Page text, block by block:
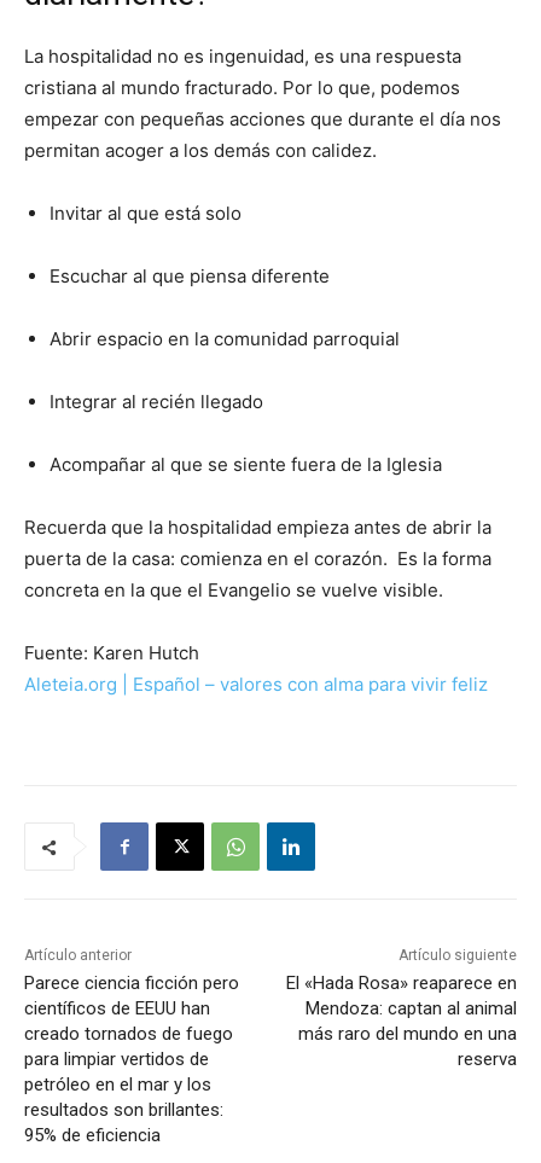
La hospitalidad no es ingenuidad, es una respuesta
cristiana al mundo fracturado. Por lo que, podemos
empezar con pequeñas acciones que durante el día nos
permitan acoger a los demás con calidez.
Invitar al que está solo
Escuchar al que piensa diferente
Abrir espacio en la comunidad parroquial
Integrar al recién llegado
Acompañar al que se siente fuera de la Iglesia
Recuerda que la hospitalidad empieza antes de abrir la
puerta de la casa: comienza en el corazón. Es la forma
concreta en la que el Evangelio se vuelve visible.
Fuente: Karen Hutch
Aleteia.org | Español – valores con alma para vivir feliz
Artículo anterior
Parece ciencia ficción pero
científicos de EEUU han
creado tornados de fuego
para limpiar vertidos de
petróleo en el mar y los
resultados son brillantes:
95% de eficiencia
Artículo siguiente
El «Hada Rosa» reaparece en
Mendoza: captan al animal
más raro del mundo en una
reserva